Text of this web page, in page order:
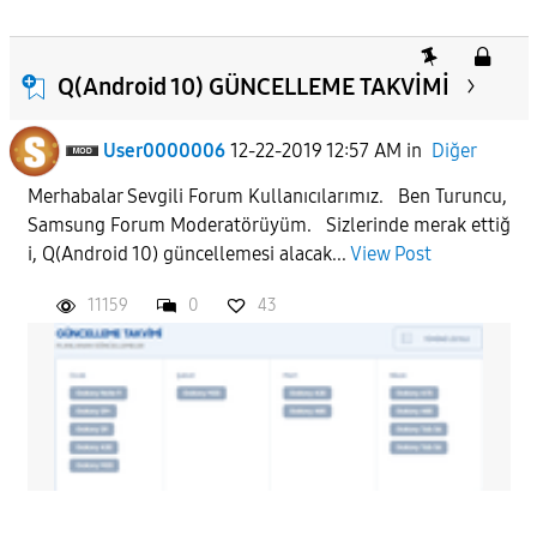
Q(Android 10) GÜNCELLEME TAKVİMİ
User0000006 12-22-2019 12:57 AM in Diğer
Merhabalar Sevgili Forum Kullanıcılarımız. Ben Turuncu,
Samsung Forum Moderatörüyüm. Sizlerinde merak ettiğ
i, Q(Android 10) güncellemesi alacak... View Post
11159 0 43